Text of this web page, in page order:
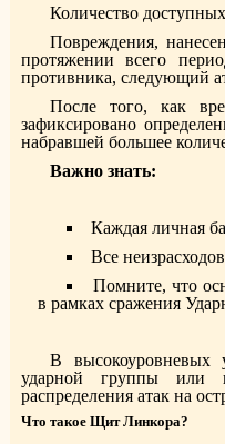
Количество
Повреждения,
протяжении всего
противника, следующий
После того, как
зафиксировано
набравшей большее
Важно знать:
Каждая личная
Все
Помните, что
в рамках сражения
В высокоуровневых
ударной группы или
распределения атак на
Что такое Щит Линкора?